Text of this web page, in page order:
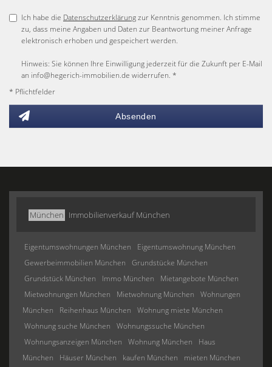
Ich habe die Datenschutzerklärungzur Kenntnis genommen. Ich stimme
zu, dass meine Angaben und Daten zur Beantwortung meiner Anfrage
elektronisch erhoben und gespeichert werden.
Hinweis: Sie können Ihre Einwilligung jederzeit für die Zukunft per E-Mail
an info@hegerich-immobilien.de widerrufen. *
* Pflichtfelder
Absenden
München Immobilienverkauf München
Eigentumswohnungen München
Eigentumswohnung München
Gewerbeimmobilien München
Grundstücke München
Grundstück München
Immo München
Mietangebote München
Mietwohnungen München
Mietwohnung München
Wohnungen
München
Reihenhaus München
Wohnung miete München
Wohnung suche München
Wohnungssuche München
Wohnungsanzeigen München
Wohnung München
Haus
München
Häuser München kaufen München
mieten München